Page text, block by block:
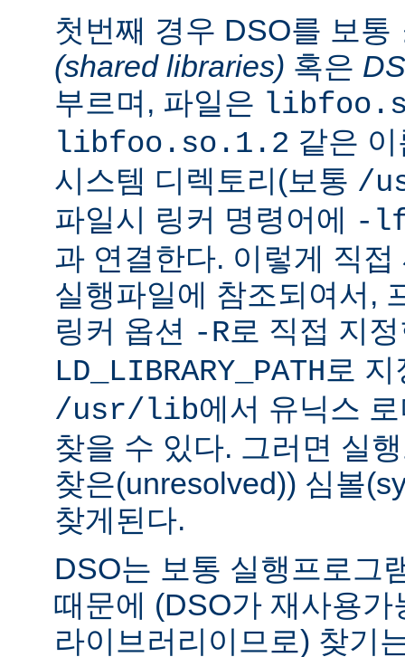
첫번째 경우 DSO를 보통
(shared libraries) 혹은
부르며, 파일은
libfoo.so.1.2 같은
시스템 디렉토리(보통 /
파일시 링커 명령어에
-
과 연결한다. 이렇게 직
실행파일에 참조되여서,
링커 옵션 -R로 직접 지
LD_LIBRARY_PATH 로
/usr/lib에서 유닉스
찾을 수 있다. 그러면 실
찾은(unresolved)) 심볼
찾게된다.
DSO는 보통 실행프로그
때문에 (DSO가 재사용
라이브러리이므로) 찾기